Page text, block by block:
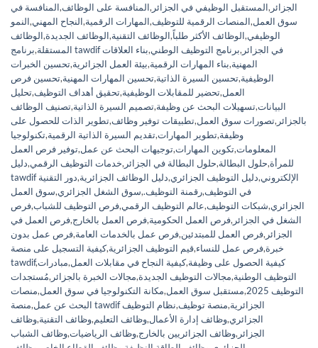
الجزائر ,المستقبل الوظيفي في الجزائر ,المنافسة على الوظائف,المنافسة في
سوق العمل,المنصات الرقمية للتوظيف,المهارات الرقمية,النجاح المهني,النمو
الوظيفي,الوظائف الأكثر طلباً,الوظائف التقنية,الوظائف الجديدة,الوظائف
المستقلة, برنامج tawdif في الجزائر ,برنامج التوظيف الوطني,بناء العلاقات
المهنية,بناء المهارات الرقمية,بيئة العمل الجزائرية,تحسين الخبرات
الوظيفية,تحسين السيرة الذاتية,تحسين المهارات المهنية,تحسين فرص
العمل,تحضير للمقابلات الوظيفية,تحقيق أهداف التوظيف,تحليل
البيانات,تسهيلات البحث عن وظيفة,تصميم السيرة الذاتية,تصنيف الوظائف
بالجزائر ,تصورات سوق العمل,تطبيقات توفير وظائف,تطوير الذات للحصول على
وظيفة,تطوير المهارات,تقديم السيرة الذاتية الرقمية,تكنولوجيا
المعلومات,تكوين المهارات,توجيهات البحث عن عمل,توفير فرص العمل
للمرأة,حلول البطالة,حلول البطالة في الجزائر ,خدمات التوظيف الرقمي,دليل
tawdif الإلكتروني,دليل التوظيف الجزائري,دليل الوظائف الجزائرية,دور التقنية
في التوظيف,رقمنة التوظيف.,سوق الشغل الجزائري,سوق العمل
الجزائري,شبكات التوظيف,عالم التوظيف الرقمي,فرص التوظيف للشباب,فرص
الشغل في الجزائر ,فرص العمل الحكومية,فرص العمل بالخارج,فرص العمل في
الجزائر ,فرص العمل للمبتدئين,فرص عمل بالخدمات العامة,فرص عمل بدون
خبرة,فرص عمل للنساء,قيم التوظيف الجزائرية,كيفية التسجيل على منصة
tawdif, كيفية الحصول على وظيفة,كيفية النجاح في مقابلات العمل,مبادرات
التوظيف الوطنية,مجالات التوظيف الجديدة,مجالات الخبرة بالجزائر ,مُستجدات
التوظيف 2025
,مستقبل سوق العمل,مكانة التكنولوجيا في سوق العمل,منصات
البحث عن عمل, منصة tawdif الجزائرية,منصة توظيف,نظام التوظيف
الجزائري,وظائف إدارة الأعمال,وظائف التعليم,وظائف التقنية,وظائف
الجزائر ,وظائف الجزائريين بالخارج,وظائف الرياضيات,وظائف الشباب